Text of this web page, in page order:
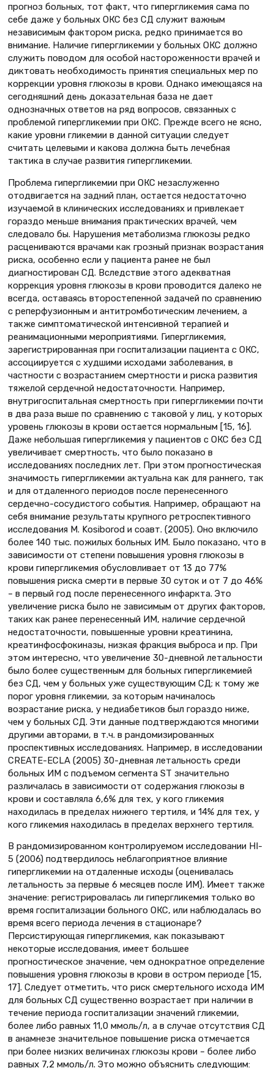
прогноз больных, тот факт, что гипергликемия сама по
себе даже у больных ОКС без СД служит важным
независимым фактором риска, редко принимается во
внимание. Наличие гипергликемии у больных ОКС должно
служить поводом для особой настороженности врачей и
диктовать необходимость принятия специальных мер по
коррекции уровня глюкозы в крови. Однако имеющаяся на
сегодняшний день доказательная база не дает
однозначных ответов на ряд вопросов, связанных с
проблемой гипергликемии при ОКС. Прежде всего не ясно,
какие уровни гликемии в данной ситуации следует
считать целевыми и какова должна быть лечебная
тактика в случае развития гипергликемии.
Проблема гипергликемии при ОКС незаслуженно
отодвигается на задний план, остается недостаточно
изучаемой в клинических исследованиях и привлекает
гораздо меньше внимания практических врачей, чем
следовало бы. Нарушения метаболизма глюкозы редко
расцениваются врачами как грозный признак возрастания
риска, особенно если у пациента ранее не был
диагностирован СД. Вследствие этого адекватная
коррекция уровня глюкозы в крови проводится далеко не
всегда, оставаясь второстепенной задачей по сравнению
с реперфузионным и антитромботическим лечением, а
также симптоматической интенсивной терапией и
реанимационными мероприятиями. Гипергликемия,
зарегистрированная при госпитализации пациента с ОКС,
ассоциируется с худшими исходами заболевания, в
частности с возрастанием смертности и риска развития
тяжелой сердечной недостаточности. Например,
внутригоспитальная смертность при гипергликемии почти
в два раза выше по сравнению с таковой у лиц, у которых
уровень глюкозы в крови остается нормальным [15, 16].
Даже небольшая гипергликемия у пациентов с ОКС без СД
увеличивает смертность, что было показано в
исследованиях последних лет. При этом прогностическая
значимость гипергликемии актуальна как для раннего, так
и для отдаленного периодов после перенесенного
сердечно-сосудистого события. Например, обращают на
себя внимание результаты крупного ретроспективного
исследования M. Kosiborod и соавт. (2005). Оно включило
более 140 тыс. пожилых больных ИМ. Было показано, что в
зависимости от степени повышения уровня глюкозы в
крови гипергликемия обусловливает от 13 до 77%
повышения риска смерти в первые 30 суток и от 7 до 46%
– в первый год после перенесенного инфаркта. Это
увеличение риска было не зависимым от других факторов,
таких как ранее перенесенный ИМ, наличие сердечной
недостаточности, повышенные уровни креатинина,
креатинфосфокиназы, низкая фракция выброса и пр. При
этом интересно, что увеличение 30-дневной летальности
было более существенным для больных гипергликемией
без СД, чем у больных уже существующим СД; к тому же
порог уровня гликемии, за которым начиналось
возрастание риска, у недиабетиков был гораздо ниже,
чем у больных СД. Эти данные подтверждаются многими
другими авторами, в т.ч. в рандомизированных
проспективных исследованиях. Например, в исследовании
CREATE-ECLA (2005) 30-дневная летальность среди
больных ИМ с подъемом сегмента ST значительно
различалась в зависимости от содержания глюкозы в
крови и составляла 6,6% для тех, у кого гликемия
находилась в пределах нижнего тертиля, и 14% для тех, у
кого гликемия находилась в пределах верхнего тертиля.
В рандомизированном контролируемом исследовании HI-
5 (2006) подтвердилось неблагоприятное влияние
гипергликемии на отдаленные исходы (оценивалась
летальность за первые 6 месяцев после ИМ). Имеет также
значение: регистрировалась ли гипергликемия только во
время госпитализации больного ОКС, или наблюдалась во
время всего периода лечения в стационаре?
Персистирующая гипергликемия, как показывают
некоторые исследования, имеет большее
прогностическое значение, чем однократное определение
повышения уровня глюкозы в крови в остром периоде [15,
17]. Следует отметить, что риск смертельного исхода ИМ
для больных СД существенно возрастает при наличии в
течение периода госпитализации значений гликемии,
более либо равных 11,0 ммоль/л, а в случае отсутствия СД
в анамнезе значительное повышение риска отмечается
при более низких величинах глюкозы крови – более либо
равных 7,2 ммоль/л. Это можно объяснить следующим: